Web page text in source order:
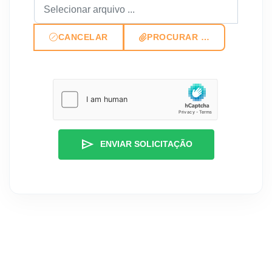
CANCELAR PROCURAR …
send ENVIAR SOLICITAÇÃO